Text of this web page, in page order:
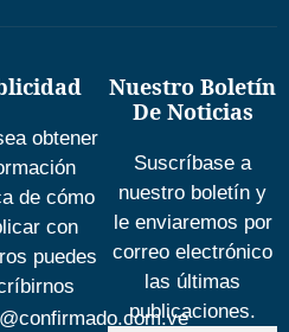
obtener
de cómo
con
puedes
Nuestro Boletín
De Noticias
Suscríbase a
nuestro boletín y
le enviaremos por
correo electrónico
las últimas
publicaciones.